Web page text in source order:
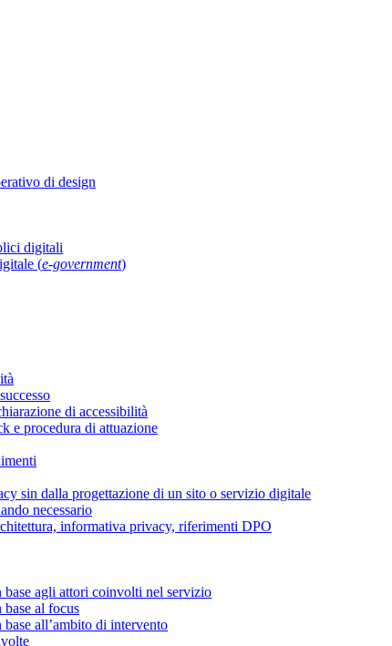
di design
digitali
(e-government)
di accessibilità
e procedura di attuazione
sin dalla progettazione di un sito o servizio digitale
necessario
informativa privacy, riferimenti DPO
agli attori coinvolti nel servizio
al focus
all’ambito di intervento